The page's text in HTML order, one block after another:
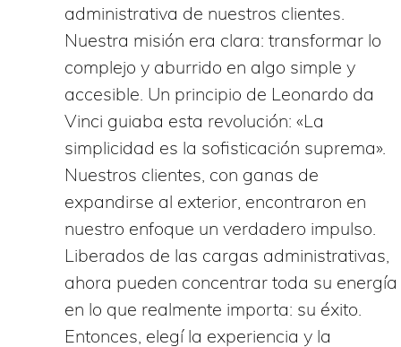
administrativa de nuestros clientes.
Nuestra misión era clara: transformar lo
complejo y aburrido en algo simple y
accesible. Un principio de Leonardo da
Vinci guiaba esta revolución: «La
simplicidad es la sofisticación suprema».
Nuestros clientes, con ganas de
expandirse al exterior, encontraron en
nuestro enfoque un verdadero impulso.
Liberados de las cargas administrativas,
ahora pueden concentrar toda su energía
en lo que realmente importa: su éxito.
Entonces, elegí la experiencia y la